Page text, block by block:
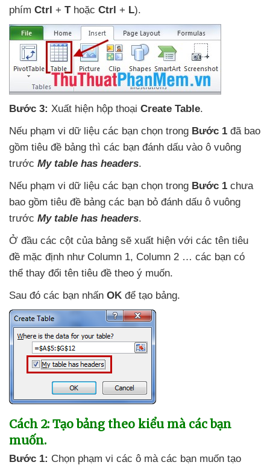
phím Ctrl + T hoặc Ctrl + L).
Bước 3: Xuất hiện hộp thoại Create Table.
Nếu phạm vi dữ liệu các bạn chọn trong Bước 1 đã bao
gồm tiêu đề bảng thì các bạn đánh dấu vào ô vuông
trước My table has headers.
Nếu phạm vi dữ liệu các bạn chọn trong Bước 1 chưa
bao gồm tiêu đề bảng các bạn bỏ đánh dấu ô vuông
trước My table has headers.
Ở đầu các cột của bảng sẽ xuất hiện với các tên tiêu
đề mặc định như Column 1, Column 2 … các bạn có
thể thay đổi tên tiêu đề theo ý muốn.
Sau đó các bạn nhấn OK để tạo bảng.
Cách 2: Tạo bảng theo kiểu mà các bạn
muốn.
Bước 1: Chọn phạm vi các ô mà các bạn muốn tạo